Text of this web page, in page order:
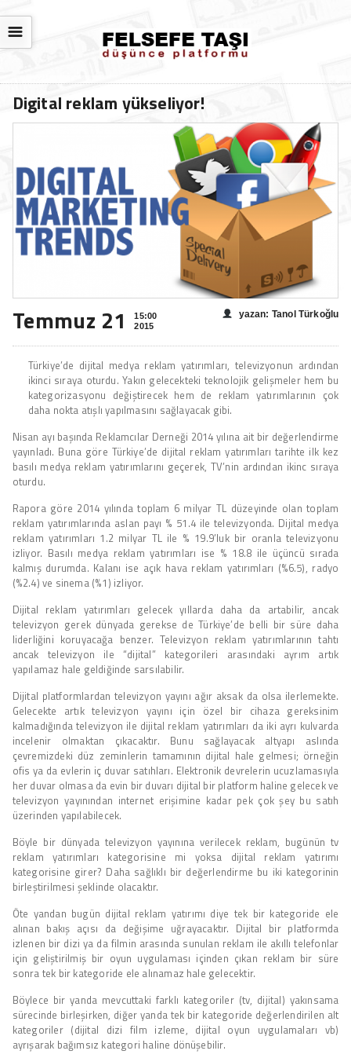
☰
Digital reklam yükseliyor!
Temmuz 21
15:00
2015
yazan: Tanol Türkoğlu
Türkiye’de dijital medya reklam yatırımları, televizyonun ardından
ikinci sıraya oturdu. Yakın gelecekteki teknolojik gelişmeler hem bu
kategorizasyonu değiştirecek hem de reklam yatırımlarının çok
daha nokta atışlı yapılmasını sağlayacak gibi.
Nisan ayı başında Reklamcılar Derneği 2014 yılına ait bir değerlendirme
yayınladı. Buna göre Türkiye’de dijital reklam yatırımları tarihte ilk kez
basılı medya reklam yatırımlarını geçerek, TV’nin ardından ikinc sıraya
oturdu.
Rapora göre 2014 yılında toplam 6 milyar TL düzeyinde olan toplam
reklam yatırımlarında aslan payı % 51.4 ile televizyonda. Dijital medya
reklam yatırımları 1.2 milyar TL ile % 19.9’luk bir oranla televizyonu
izliyor. Basılı medya reklam yatırımları ise % 18.8 ile üçüncü sırada
kalmış durumda. Kalanı ise açık hava reklam yatırımları (%6.5), radyo
(%2.4) ve sinema (%1) izliyor.
Dijital reklam yatırımları gelecek yıllarda daha da artabilir, ancak
televizyon gerek dünyada gerekse de Türkiye’de belli bir süre daha
liderliğini koruyacağa benzer. Televizyon reklam yatırımlarının tahtı
ancak televizyon ile “dijital” kategorileri arasındaki ayrım artık
yapılamaz hale geldiğinde sarsılabilir.
Dijital platformlardan televizyon yayını ağır aksak da olsa ilerlemekte.
Gelecekte artık televizyon yayını için özel bir cihaza gereksinim
kalmadığında televizyon ile dijital reklam yatırımları da iki ayrı kulvarda
incelenir olmaktan çıkacaktır. Bunu sağlayacak altyapı aslında
çevremizdeki düz zeminlerin tamamının dijital hale gelmesi; örneğin
ofis ya da evlerin iç duvar satıhları. Elektronik devrelerin ucuzlamasıyla
her duvar olmasa da evin bir duvarı dijital bir platform haline gelecek ve
televizyon yayınından internet erişimine kadar pek çok şey bu satıh
üzerinden yapılabilecek.
Böyle bir dünyada televizyon yayınına verilecek reklam, bugünün tv
reklam yatırımları kategorisine mi yoksa dijital reklam yatırımı
kategorisine girer? Daha sağlıklı bir değerlendirme bu iki kategorinin
birleştirilmesi şeklinde olacaktır.
Öte yandan bugün dijital reklam yatırımı diye tek bir kategoride ele
alınan bakış açısı da değişime uğrayacaktır. Dijital bir platformda
izlenen bir dizi ya da filmin arasında sunulan reklam ile akıllı telefonlar
için geliştirilmiş bir oyun uygulaması içinden çıkan reklam bir süre
sonra tek bir kategoride ele alınamaz hale gelecektir.
Böylece bir yanda mevcuttaki farklı kategoriler (tv, dijital) yakınsama
sürecinde birleşirken, diğer yanda tek bir kategoride değerlendirilen alt
kategoriler (dijital dizi film izleme, dijital oyun uygulamaları vb)
ayrışarak bağımsız kategori haline dönüşebilir.